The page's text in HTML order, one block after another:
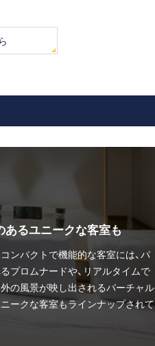
あるユニークな客室も
ンパクトで機能的な客室には、パ
プロムナードや、リアルタイムで
の風景が映し出されるバーチャル
ークな客室もラインナップされて